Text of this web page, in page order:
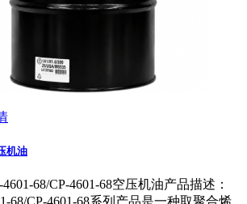
机油
68/CP-4601-68空压机油产品描述：
68/CP-4601-68系列产品是一种取聚合烯